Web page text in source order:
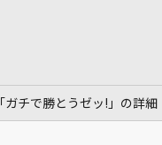
「ガチで勝とうゼッ!」の詳細